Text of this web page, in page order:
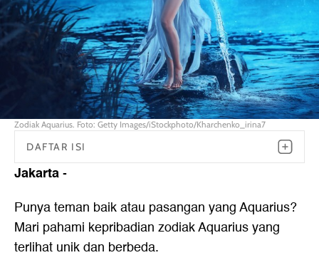
Zodiak Aquarius. Foto: Getty Images/iStockphoto/Kharchenko_irina7
DAFTAR ISI
Jakarta-
Punya teman baik atau pasangan yang Aquarius?
Mari pahami kepribadian zodiak Aquarius yang
terlihat unik dan berbeda.